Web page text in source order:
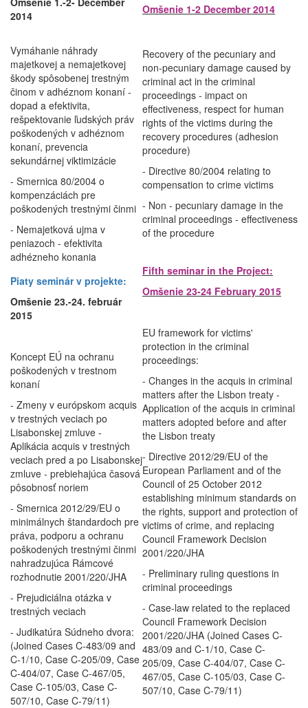
2014
Omšenie 1-2 December 2014
Vymáhanie náhrady
majetkovej a nemajetkovej
škody spôsobenej trestným
činom v adhéznom konaní -
dopad a efektivita,
rešpektovanie ľudských práv
poškodených v adhéznom
konaní, prevencia
sekundárnej viktimizácie
- Smernica 80/2004 o
kompenzáciách pre
poškodených trestnými činmi
- Nemajetková ujma v
peniazoch - efektivita
adhézneho konania
Recovery of the pecuniary and
non-pecuniary damage caused by
criminal act in the criminal
proceedings - impact on
effectiveness, respect for human
rights of the victims during the
recovery procedures (adhesion
procedure)
- Directive 80/2004 relating to
compensation to crime victims
- Non - pecuniary damage in the
criminal proceedings - effectiveness
of the procedure
Piaty seminár v projekte:
Omšenie 23.-24. február
2015
Koncept EÚ na ochranu
poškodených v trestnom
konaní
- Zmeny v európskom acquis
v trestných veciach po
Lisabonskej zmluve -
Aplikácia acquis v trestných
veciach pred a po Lisabonskej
zmluve - prebiehajúca časová
pôsobnosť noriem
- Smernica 2012/29/EU o
minimálnych štandardoch pre
práva, podporu a ochranu
poškodených trestnými činmi
nahradzujúca Rámcové
rozhodnutie 2001/220/JHA
- Prejudiciálna otázka v
trestných veciach
- Judikatúra Súdneho dvora:
(Joined Cases C-483/09 and
C-1/10, Case C-205/09, Case
C-404/07, Case C-467/05,
Case C-105/03, Case C-
507/10, Case C-79/11)
Fifth seminar in the Project:
Omšenie 23-24 February 2015
EU framework for victims'
protection in the criminal
proceedings:
- Changes in the acquis in criminal
matters after the Lisbon treaty -
Application of the acquis in criminal
matters adopted before and after
the Lisbon treaty
- Directive 2012/29/EU of the
European Parliament and of the
Council of 25 October 2012
establishing minimum standards on
the rights, support and protection of
victims of crime, and replacing
Council Framework Decision
2001/220/JHA
- Preliminary ruling questions in
criminal proceedings
- Case-law related to the replaced
Council Framework Decision
2001/220/JHA (Joined Cases C-
483/09 and C-1/10, Case C-
205/09, Case C-404/07, Case C-
467/05, Case C-105/03, Case C-
507/10, Case C-79/11)